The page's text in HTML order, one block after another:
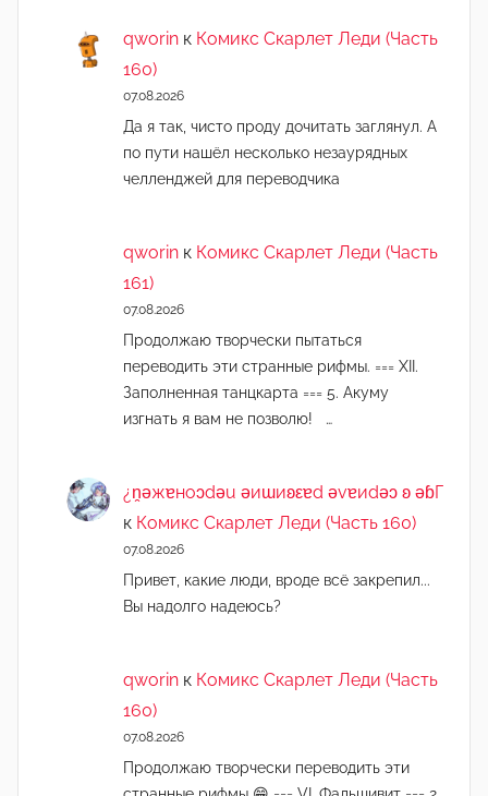
qworin к Комикс Скарлет Леди (Часть
160)
07.08.2026
Да я так, чисто проду дочитать заглянул. А
по пути нашёл несколько незаурядных
челленджей для переводчика
qworin к Комикс Скарлет Леди (Часть
161)
07.08.2026
Продолжаю творчески пытаться
переводить эти странные рифмы. === XII.
Заполненная танцкарта === 5. Акуму
изгнать я вам не позволю! …
¿n̯ǝжɐноɔdǝu ǝиɯиʚεɐd ǝvɐиdǝɔ ʚ ǝɓГ
к Комикс Скарлет Леди (Часть 160)
07.08.2026
Привет, какие люди, вроде всё закрепил...
Вы надолго надеюсь?
qworin к Комикс Скарлет Леди (Часть
160)
07.08.2026
Продолжаю творчески переводить эти